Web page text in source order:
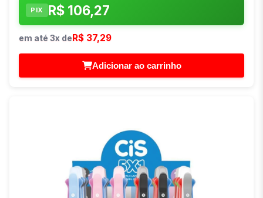
PIX R$ 106,27
em até 3x de R$ 37,29
Adicionar ao carrinho